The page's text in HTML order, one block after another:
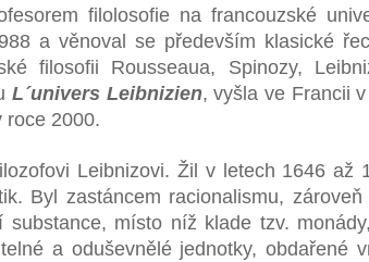
filolosofie na francouzské
a věnoval se především klasické
filosofii Rousseaua, Spinozy,
L´univers Leibnizien, vyšla ve Francii
roce 2000.
Leibnizovi. Žil v letech 1646 až
Byl zastáncem racionalismu, zároveň
místo níž klade tzv.
a oduševnělé jednotky, obdařené